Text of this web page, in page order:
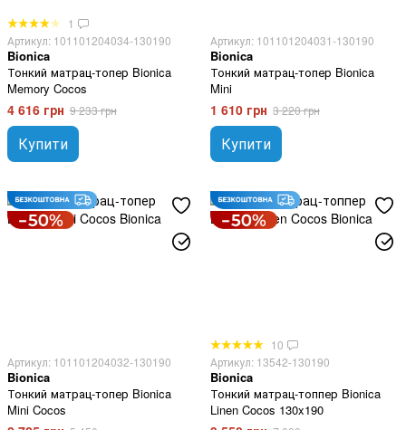
1
Артикул: 101101204034-130190
Bionica
Тонкий матрац-топер Bionica
Memory Cocos
4 616 грн 9 233 грн
Купити
Артикул: 101101204031-130190
Bionica
Тонкий матрац-топер Bionica
Mini
1 610 грн 3 220 грн
Купити
Артикул: 101101204032-130190
Bionica
Тонкий матрац-топер Bionica
Mini Cocos
10
Артикул: 13542-130190
Bionica
Тонкий матрац-топпер Bionica
Linen Cocos 130x190